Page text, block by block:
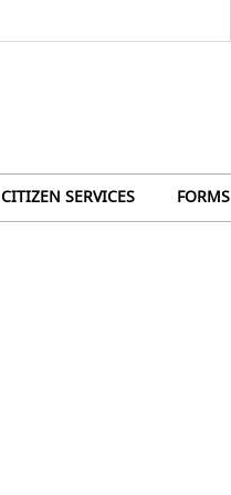
CITIZEN SERVICES FORMS